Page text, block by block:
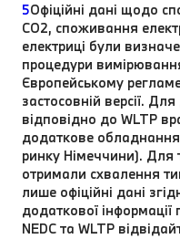
5Офіційні дані щодо
CO2, споживання
електриці були
процедури
Європейському
застосовній версії.
відповідно до WLTP
додаткове
ринку Німеччини). Для
отримали схвалення
лише офіційні дані
додаткової
NEDC та WLTP